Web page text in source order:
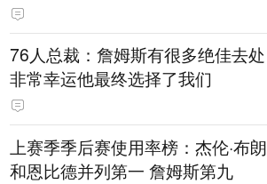
76人总裁：詹姆斯有很多绝佳去处
非常幸运他最终选择了我们
上赛季季后赛使用率榜：杰伦·布朗
和恩比德并列第一 詹姆斯第九